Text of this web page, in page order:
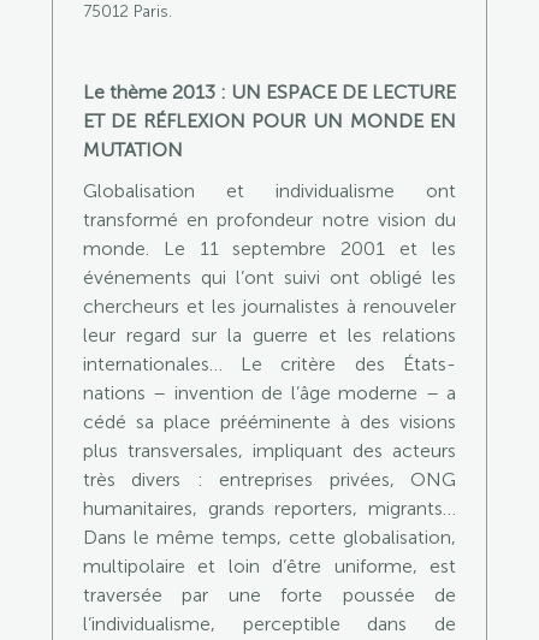
75012 Paris.
Le thème 2013 : UN ESPACE DE LECTURE
ET DE RÉFLEXION POUR UN MONDE EN
MUTATION
Globalisation et individualisme ont
transformé en profondeur notre vision du
monde. Le 11 septembre 2001 et les
événements qui l’ont suivi ont obligé les
chercheurs et les journalistes à renouveler
leur regard sur la guerre et les relations
internationales… Le critère des États-
nations – invention de l’âge moderne – a
cédé sa place prééminente à des visions
plus transversales, impliquant des acteurs
très divers : entreprises privées, ONG
humanitaires, grands reporters, migrants…
Dans le même temps, cette globalisation,
multipolaire et loin d’être uniforme, est
traversée par une forte poussée de
l’individualisme, perceptible dans de